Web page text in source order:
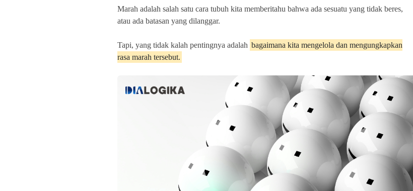
Marah adalah salah satu cara tubuh kita memberitahu bahwa ada sesuatu yang tidak beres,
atau ada batasan yang dilanggar.
Tapi, yang tidak kalah pentingnya adalah bagaimana kita mengelola dan mengungkapkan
rasa marah tersebut.